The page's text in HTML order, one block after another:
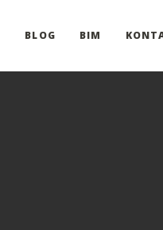
BLOG BIM